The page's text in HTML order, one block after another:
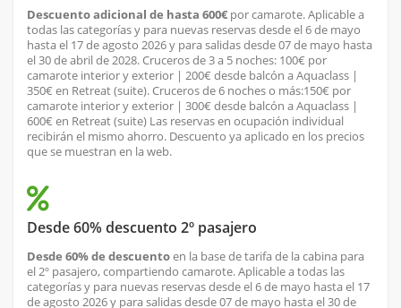
Descuento adicional de hasta 600€ por camarote. Aplicable a
todas las categorías y para nuevas reservas desde el 6 de mayo
hasta el 17 de agosto 2026 y para salidas desde 07 de mayo hasta
el 30 de abril de 2028. Cruceros de 3 a 5 noches: 100€ por
camarote interior y exterior | 200€ desde balcón a Aquaclass |
350€ en Retreat (suite). Cruceros de 6 noches o más:150€ por
camarote interior y exterior | 300€ desde balcón a Aquaclass |
600€ en Retreat (suite) Las reservas en ocupación individual
recibirán el mismo ahorro. Descuento ya aplicado en los precios
que se muestran en la web.
Desde 60% descuento 2º pasajero
Desde 60% de descuentoen la base de tarifa de la cabina para
el 2º pasajero, compartiendo camarote. Aplicable a todas las
categorías y para nuevas reservas desde el 6 de mayo hasta el 17
de agosto 2026 y para salidas desde 07 de mayo hasta el 30 de